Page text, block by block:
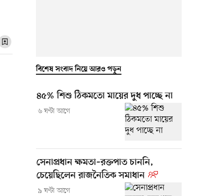
বিশেষ সংবাদ নিয়ে আরও পড়ুন
৪৫% শিশু ঠিকমতো মায়ের দুধ পাচ্ছে না
৬ ঘণ্টা আগে
সেনাপ্রধান ক্ষমতা–রক্তপাত চাননি,
চেয়েছিলেন রাজনৈতিক সমাধান
৯ ঘণ্টা আগে